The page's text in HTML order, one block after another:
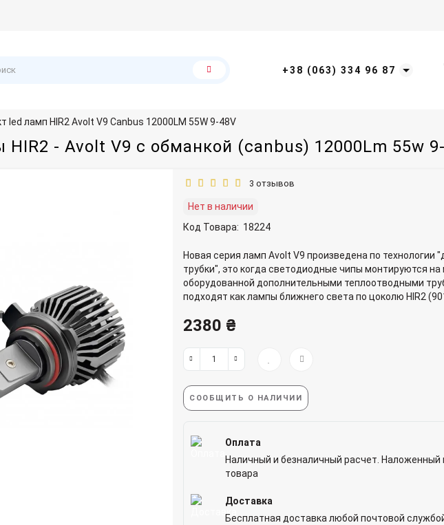
+38 (063) 334 96 87
led ламп HIR2 Avolt V9 Canbus 12000LM 55W 9-48V
- Avolt V9 с обманкой (canbus) 12000Lm 55w
3 отзывов
Нет в наличии
Код Товара: 18224
Новая серия ламп Avolt V9 произведена по технологии
трубки", это когда светодиодные чипы монтируются на
оборудованной дополнительными теплоотводными
подходят как лампы ближнего света по цоколю HIR2
2380 ₴
СООБЩИТЬ О НАЛИЧИИ
Оплата
Наличный и безналичный расчет. Наложенный
товара
Доставка
Бесплатная доставка любой почтовой